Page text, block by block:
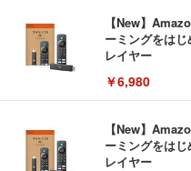
【New】
ーミングをは
レイヤー
￥6,980
【New】
ーミングをは
レイヤー